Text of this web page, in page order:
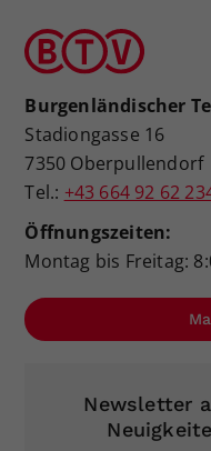
Burgenländischer
Stadiongasse 16
7350 Oberpullendorf
Tel.: +43 664 92 62
Öffnungszeiten:
Montag bis Freitag:
Newsletter